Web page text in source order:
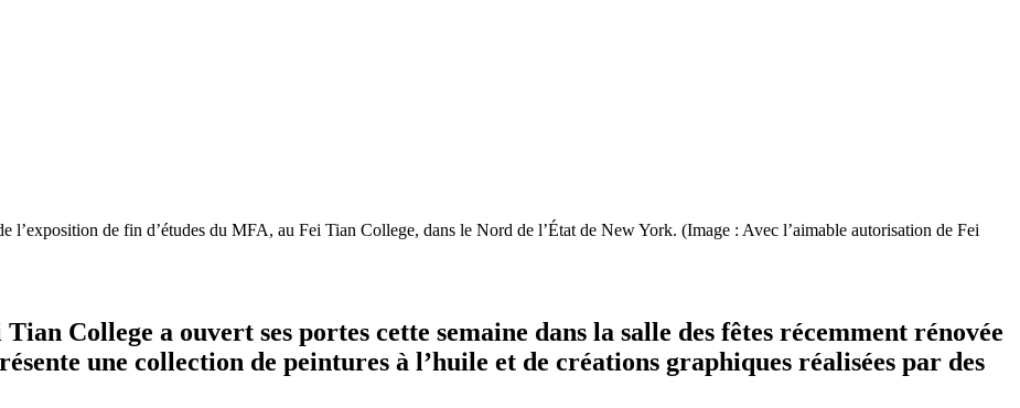
l’exposition de fin d’études du MFA, au Fei Tian College, dans le Nord de l’État de New York. (Image : Avec l’aimable autorisation de Fei
College a ouvert ses portes cette semaine dans la salle des fêtes récemment rénovée
une collection de peintures à l’huile et de créations graphiques réalisées par des